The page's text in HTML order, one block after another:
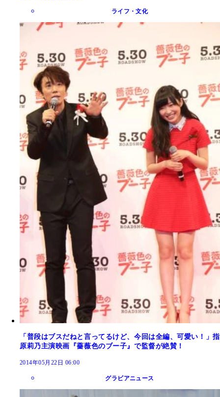
ライフ・文化
「普段はブスだねと言ってるけど、今回は全編、可愛い！」指
原莉乃主演映画『薔薇色のブー子』で監督が絶賛！
2014年05月22日 06:00
グラビアニュース